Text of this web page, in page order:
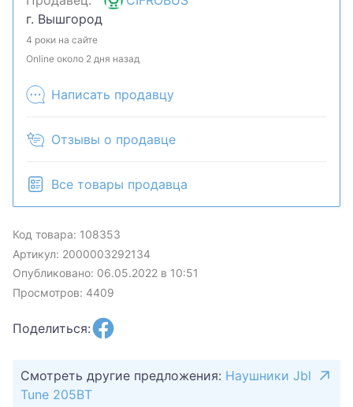
и мы посмотрим, что сможем сделать.Уточняйте
наличие и комплектацию у менеджера. Товар
может быть продан в розничном магазине.
г. Вышгород
4 роки на сайте
Online около 2 дня назад
Написать продавцу
Отзывы о продавце
Все товары продавца
Код товара: 108353
Артикул: 2000003292134
Опубликовано: 06.05.2022 в 10:51
Просмотров: 4409
Поделиться:
Смотреть другие предложения: Наушники Jbl
Tune 205BT